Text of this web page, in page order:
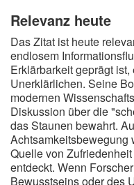
Relevanz heute
Das Zitat ist heute
endlosem
Erklärbarkeit geprägt
Unerklärlichen. Seine
modernen
Diskussion über die
das Staunen bewahrt.
Achtsamkeitsbewegung
Quelle von
entdeckt. Wenn
Bewusstseins oder des